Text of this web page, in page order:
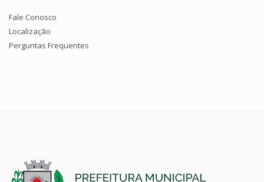
Fale Conosco
Localização
Perguntas Frequentes